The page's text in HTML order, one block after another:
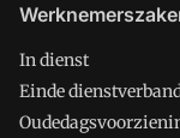
In dienst
Einde